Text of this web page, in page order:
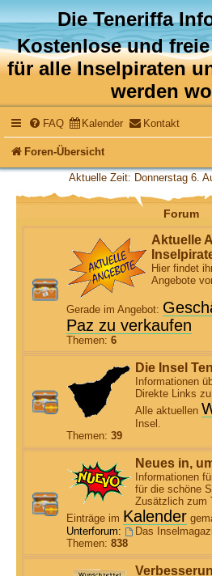
Die Teneriffa
Kostenlose und
für alle Inselpiraten
werden
FAQ Kalender Kontakt
Foren-Übersicht
Aktuelle Zeit: Donnerstag 6.
Forum
Aktuelle
Hier findet
Angebote
Gerade im Angebot:
Paz zu verkaufen
Themen: 6
Die Insel
Informationen
Direkte Links
Alle aktuellen
Insel.
Themen: 39
Neues in,
Informationen
für die schöne
Zusätzlich zum
Einträge im Kalender
Unterforum:
Das
Themen: 838